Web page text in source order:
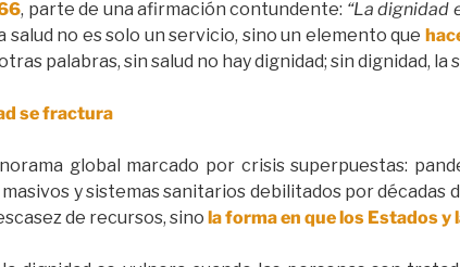
, parte de una afirmación contundente: “La dignidad
salud no es solo un servicio, sino un elemento que
palabras, sin salud no hay dignidad; sin dignidad,
se fractura
global marcado por crisis superpuestas:
y sistemas sanitarios debilitados por décadas
de recursos, sino la forma en que los Estados